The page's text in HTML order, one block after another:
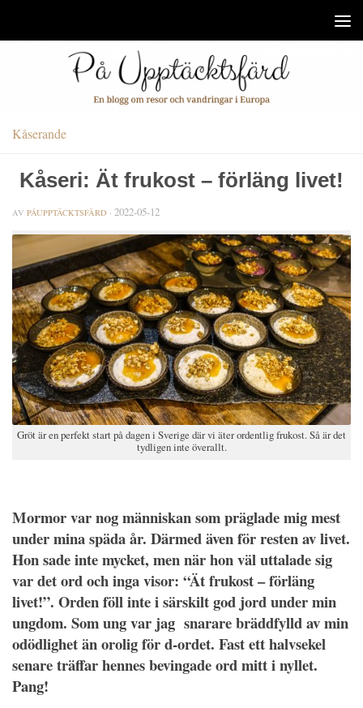
Kåserande
Kåseri: Ät frukost – förläng livet!
AV PÅUPPTÄCKTSFÄRD · 2022-05-12
Gröt är en perfekt start på dagen i Sverige där vi äter ordentlig frukost. Så är det
tydligen inte överallt.
Mormor var nog människan som präglade mig mest
under mina späda år. Därmed även för resten av livet.
Hon sade inte mycket, men när hon väl uttalade sig
var det ord och inga visor: “Ät frukost – förläng
livet!”. Orden föll inte i särskilt god jord under min
ungdom. Som ung var jag snarare bräddfylld av min
odödlighet än orolig för d-ordet. Fast ett halvsekel
senare träffar hennes bevingade ord mitt i nyllet.
Pang!